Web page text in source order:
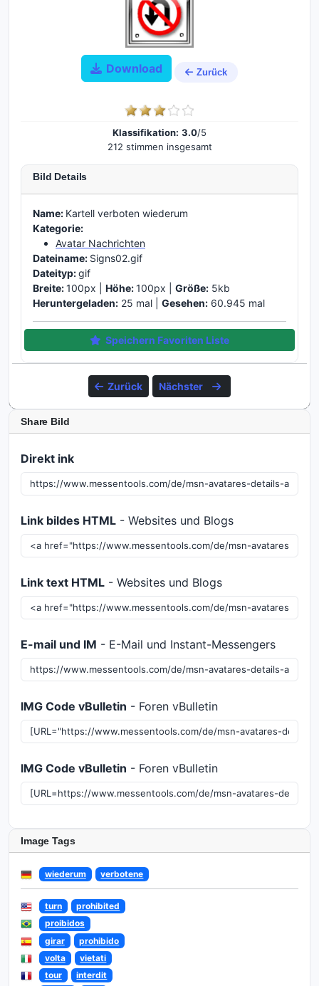
Download Zurück
Klassifikation: 3.0/5
212 stimmen insgesamt
Bild Details
Name: Kartell verboten wiederum
Kategorie:
Avatar Nachrichten
Dateiname: Signs02.gif
Dateityp:gif
Breite:100px | Höhe:100px | Größe: 5kb
Heruntergeladen: 25 mal | Gesehen: 60.945 mal
Speichern Favoriten Liste
Zurück Nächster
Share Bild
Direkt ink
Link bildes HTML - Websites und Blogs
Link text HTML - Websites und Blogs
E-mail und IM - E-Mail und Instant-Messengers
IMG Code vBulletin - Foren vBulletin
IMG Code vBulletin - Foren vBulletin
Image Tags
wiederum verbotene
turn
prohibited
proibidos
girar
prohibido
volta
vietati
tour
interdit